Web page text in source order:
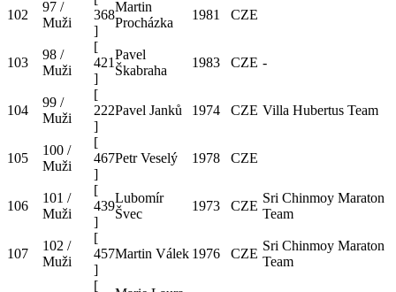
102
97 /
Muži
368
]
Martin
Procházka
1981 CZE
103
98 /
Muži
[
421
]
Pavel
Škabraha
1983 CZE -
104
99 /
Muži
[
222
]
Pavel Janků 1974 CZE Villa Hubertus Team
105
100 /
Muži
[
467
]
Petr Veselý 1978 CZE
106
101 /
Muži
[
439
]
Lubomír
Švec
1973 CZE
Sri Chinmoy Maraton
Team
107
102 /
Muži
[
457
]
Martin Válek 1976 CZE
Sri Chinmoy Maraton
Team
[